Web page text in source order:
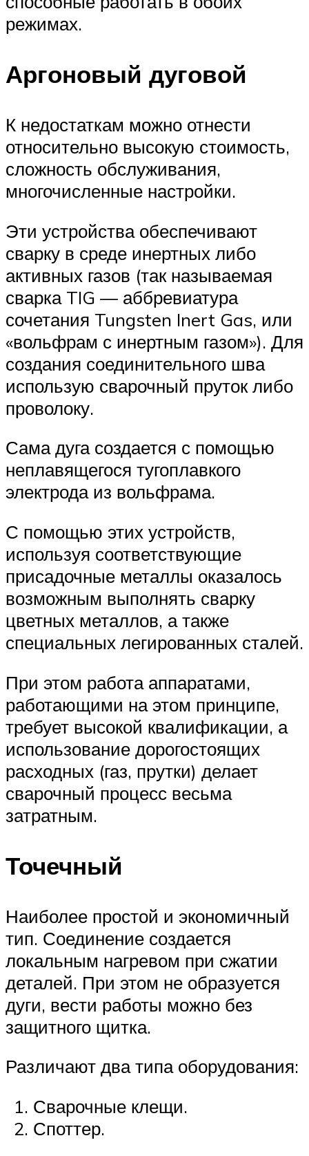
режимах.
Аргоновый дуговой
К недостаткам можно отнести
относительно высокую стоимость,
сложность обслуживания,
многочисленные настройки.
Эти устройства обеспечивают
сварку в среде инертных либо
активных газов (так называемая
сварка TIG — аббревиатура
сочетания Tungsten Inert Gas, или
«вольфрам с инертным газом»). Для
создания соединительного шва
использую сварочный пруток либо
проволоку.
Сама дуга создается с помощью
неплавящегося тугоплавкого
электрода из вольфрама.
С помощью этих устройств,
используя соответствующие
присадочные металлы оказалось
возможным выполнять сварку
цветных металлов, а также
специальных легированных сталей.
При этом работа аппаратами,
работающими на этом принципе,
требует высокой квалификации, а
использование дорогостоящих
расходных (газ, прутки) делает
сварочный процесс весьма
затратным.
Точечный
Наиболее простой и экономичный
тип. Соединение создается
локальным нагревом при сжатии
деталей. При этом не образуется
дуги, вести работы можно без
защитного щитка.
Различают два типа оборудования:
Сварочные клещи.
Споттер.